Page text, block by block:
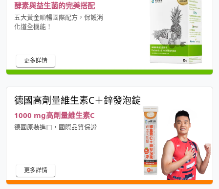
酵素與益生菌的完美搭配
五大黃金順暢國際配方，保護消
化道全機能！
更多詳情
德國高劑量維生素C＋鋅發泡錠
1000 mg高劑量維生素C
德國原裝進口，國際品質保證
更多詳情